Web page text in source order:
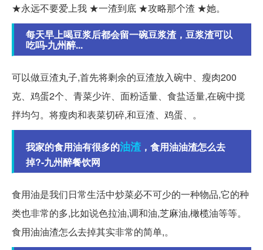
★永远不要爱上我 ★一渣到底 ★攻略那个渣 ★她。
每天早上喝豆浆后都会留一碗豆浆渣，豆浆渣可以
吃吗-九州醉...
可以做豆渣丸子,首先将剩余的豆渣放入碗中、瘦肉200
克、鸡蛋2个、青菜少许、面粉适量、食盐适量,在碗中搅
拌均匀。将瘦肉和表菜切碎,和豆渣、鸡蛋、。
我家的食用油有很多的油渣 ，食用油油渣怎么去
掉?-九州醉餐饮网
食用油是我们日常生活中炒菜必不可少的一种物品,它的种
类也非常的多,比如说色拉油,调和油,芝麻油,橄榄油等等。
食用油油渣怎么去掉其实非常的简单,。